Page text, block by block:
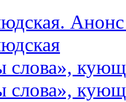
слова»,
слова»,